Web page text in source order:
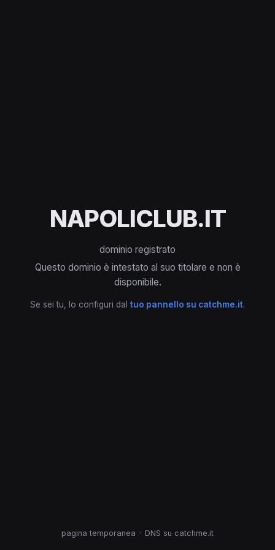
NAPOLICLUB.IT
dominio registrato
Questo dominio è intestato al suo titolare e non è
disponibile.
Se sei tu, lo configuri dal tuo pannello su catchme.it.
pagina temporanea · DNS su catchme.it